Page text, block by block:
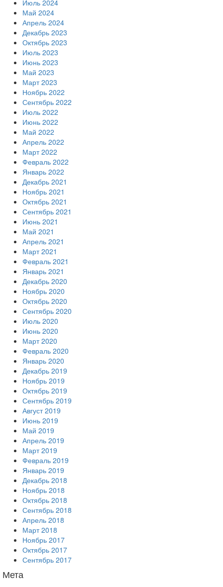
Июль 2024
Май 2024
Апрель 2024
Декабрь 2023
Октябрь 2023
Июль 2023
Июнь 2023
Май 2023
Март 2023
Ноябрь 2022
Сентябрь 2022
Июль 2022
Июнь 2022
Май 2022
Апрель 2022
Март 2022
Февраль 2022
Январь 2022
Декабрь 2021
Ноябрь 2021
Октябрь 2021
Сентябрь 2021
Июнь 2021
Май 2021
Апрель 2021
Март 2021
Февраль 2021
Январь 2021
Декабрь 2020
Ноябрь 2020
Октябрь 2020
Сентябрь 2020
Июль 2020
Июнь 2020
Март 2020
Февраль 2020
Январь 2020
Декабрь 2019
Ноябрь 2019
Октябрь 2019
Сентябрь 2019
Август 2019
Июнь 2019
Май 2019
Апрель 2019
Март 2019
Февраль 2019
Январь 2019
Декабрь 2018
Ноябрь 2018
Октябрь 2018
Сентябрь 2018
Апрель 2018
Март 2018
Ноябрь 2017
Октябрь 2017
Сентябрь 2017
Мета